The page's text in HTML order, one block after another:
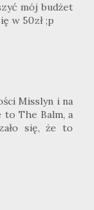
mój budżet
w 50zł ;p
Misslyn i na
to The Balm, a
się, że to